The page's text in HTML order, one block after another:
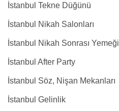
İstanbul Tekne Düğünü
İstanbul Nikah Salonları
İstanbul Nikah Sonrası Yemeği
İstanbul After Party
İstanbul Söz, Nişan Mekanları
İstanbul Gelinlik